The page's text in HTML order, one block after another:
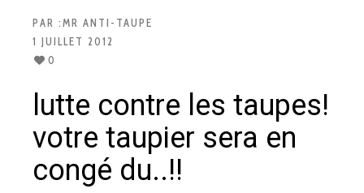
PAR :MR ANTI-TAUPE
1 JUILLET 2012
0
lutte contre les taupes!
votre taupier sera en
congé du..!!